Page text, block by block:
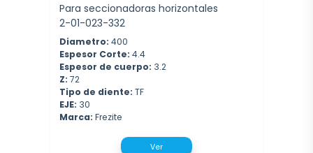
Para seccionadoras horizontales
2-01-023-332
Diametro: 400
Espesor Corte: 4.4
Espesor de cuerpo: 3.2
Z: 72
Tipo de diente: TF
EJE: 30
Marca: Frezite
Ver